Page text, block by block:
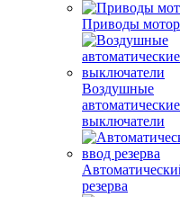
Приводы
Воздушные
автоматические
выключатели
резерва